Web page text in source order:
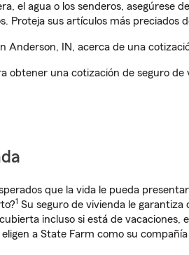
el agua o los senderos, asegúrese
Proteja sus artículos más preciados
Anderson, IN, acerca de una
obtener una cotización de seguro de
que la vida le pueda
1 Su seguro de vivienda le
incluso si está de vacaciones,
a State Farm como su